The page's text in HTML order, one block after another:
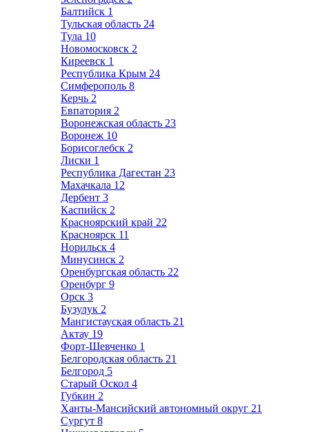
Балтийск 1
Тульская область 24
Тула 10
Новомосковск 2
Киреевск 1
Республика Крым 24
Симферополь 8
Керчь 2
Евпатория 2
Воронежская область 23
Воронеж 10
Борисоглебск 2
Лиски 1
Республика Дагестан 23
Махачкала 12
Дербент 3
Каспийск 2
Красноярский край 22
Красноярск 11
Норильск 4
Минусинск 2
Оренбургская область 22
Оренбург 9
Орск 3
Бузулук 2
Мангистауская область 21
Актау 19
Форт-Шевченко 1
Белгородская область 21
Белгород 5
Старый Оскол 4
Губкин 2
Ханты-Мансийский автономный округ 21
Сургут 8